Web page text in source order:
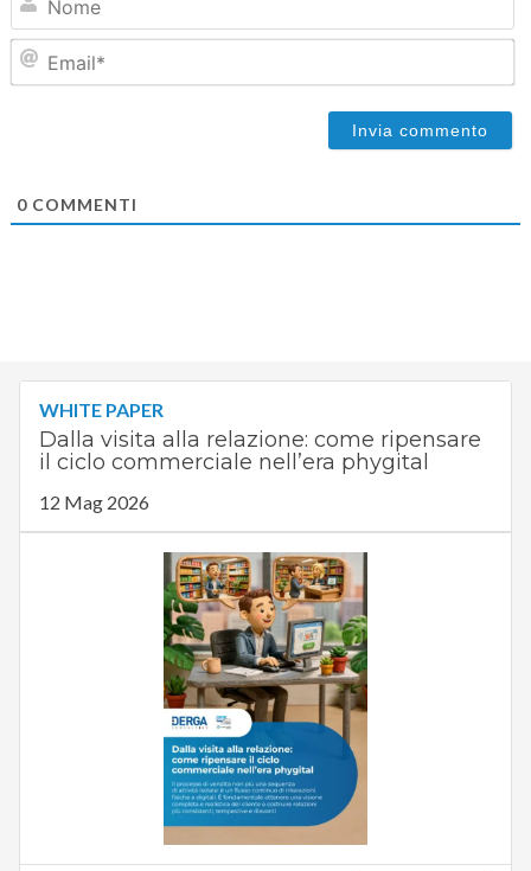
0COMMENTI
WHITE PAPER
Dalla visita alla relazione: come ripensare
il ciclo commerciale nell’era phygital
12 Mag 2026